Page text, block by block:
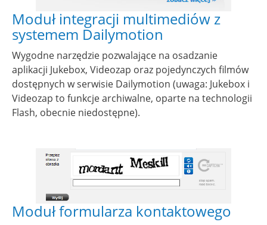
Moduł integracji multimediów z
systemem Dailymotion
Wygodne narzędzie pozwalające na osadzanie
aplikacji Jukebox, Videozap oraz pojedynczych filmów
dostępnych w serwisie Dailymotion (uwaga: Jukebox i
Videozap to funkcje archiwalne, oparte na technologii
Flash, obecnie niedostępne).
Show larger version for:
Moduł formularza kontaktowego